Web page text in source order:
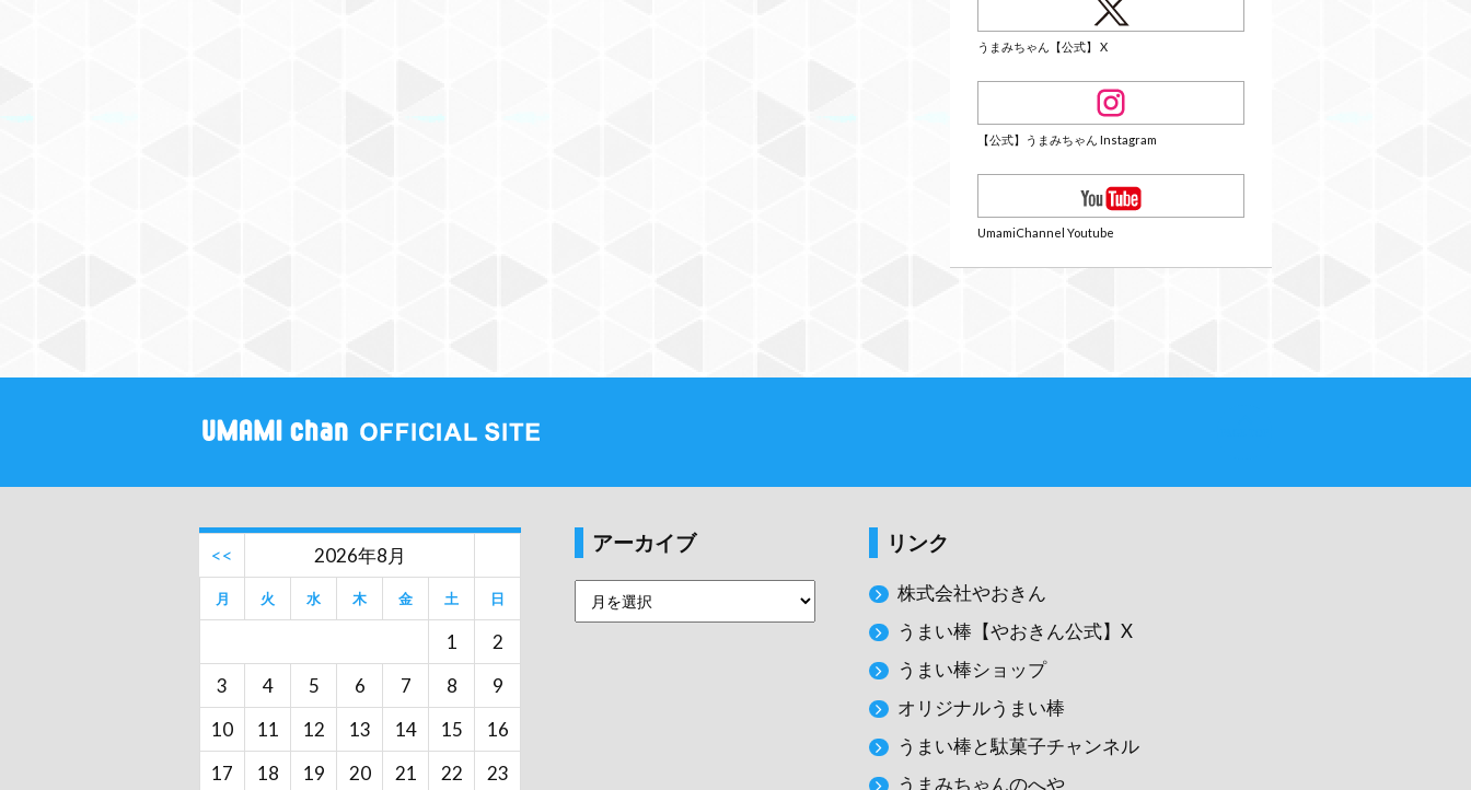
うまみちゃん【公式】 X
【公式】うまみちゃん Instagram
UmamiChannel Youtube
<< 2026年8月
月 火 水 木 金 土 日
1
2
3
4 5 6 7 8
9
10
11 12 13 14 15
16
17
18 19 20 21 22 23
アーカイブ リンク
株式会社やおきん
うまい棒【やおきん公式】X
うまい棒ショップ
オリジナルうまい棒
うまい棒と駄菓子チャンネル
うまみちゃんのへや